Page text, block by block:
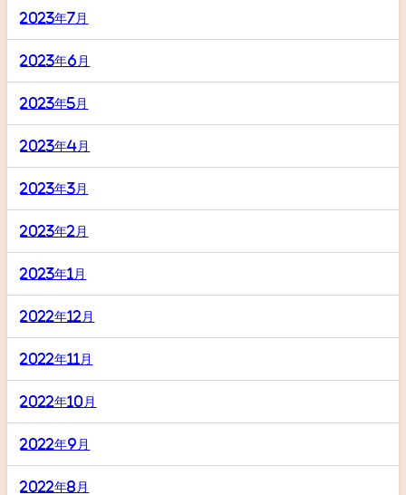
2023年7月
2023年6月
2023年5月
2023年4月
2023年3月
2023年2月
2023年1月
2022年12月
2022年11月
2022年10月
2022年9月
2022年8月